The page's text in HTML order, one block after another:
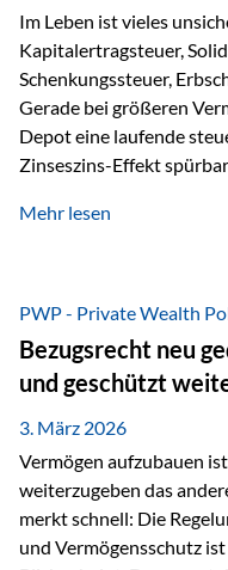
Im Leben ist vieles
Kapitalertragsteuer,
Schenkungssteuer,
Gerade bei größeren
Depot eine laufende
Zinseszins-Effekt
nicht laufend Kapital
Privatdepot fallen an:
(Vorabpauschale,
der
Depotbankgebühren
Zinsen, Dividenden und
besteuert.
Mehr lesen
PWP - Private Wealth
Bezugsrecht neu
und geschützt
3. März 2026
Vermögen aufzubauen
weiterzugeben das
merkt schnell: Die
und Vermögensschutz